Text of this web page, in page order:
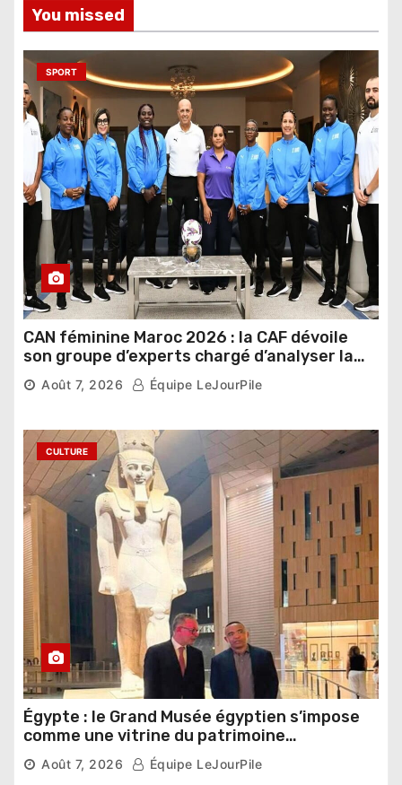
You missed
SPORT
CAN féminine Maroc 2026 : la CAF dévoile
son groupe d’experts chargé d’analyser la
compétition
Août 7, 2026 Équipe LeJourPile
CULTURE
Égypte : le Grand Musée égyptien s’impose
comme une vitrine du patrimoine
pharaonique auprès des dirigeants
étrangers
Août 7, 2026 Équipe LeJourPile